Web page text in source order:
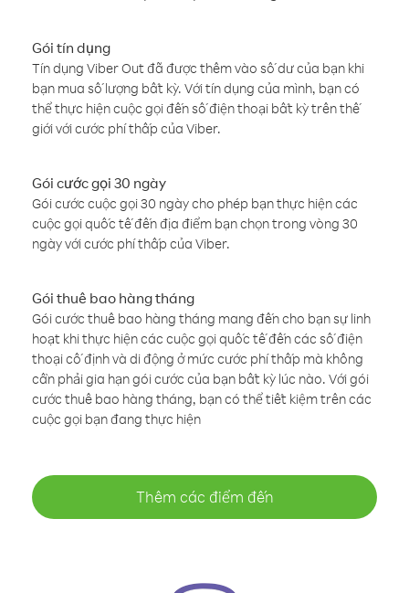
Gói tín dụng
Tín dụng Viber Out đã được thêm vào số dư của bạn khi
bạn mua số lượng bất kỳ. Với tín dụng của mình, bạn có
thể thực hiện cuộc gọi đến số điện thoại bất kỳ trên thế
giới với cước phí thấp của Viber.
Gói cước gọi 30 ngày
Gói cước cuộc gọi 30 ngày cho phép bạn thực hiện các
cuộc gọi quốc tế đến địa điểm bạn chọn trong vòng 30
ngày với cước phí thấp của Viber.
Gói thuê bao hàng tháng
Gói cước thuê bao hàng tháng mang đến cho bạn sự linh
hoạt khi thực hiện các cuộc gọi quốc tế đến các số điện
thoại cố định và di động ở mức cước phí thấp mà không
cần phải gia hạn gói cước của bạn bất kỳ lúc nào. Với gói
cước thuê bao hàng tháng, bạn có thể tiết kiệm trên các
cuộc gọi bạn đang thực hiện
Thêm các điểm đến